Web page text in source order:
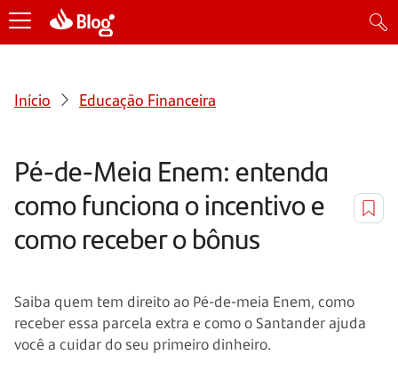
Início Educação Financeira
Pé-de-Meia Enem: entenda
como funciona o incentivo e
como receber o bônus
Saiba quem tem direito ao Pé-de-meia Enem, como
receber essa parcela extra e como o Santander ajuda
você a cuidar do seu primeiro dinheiro.